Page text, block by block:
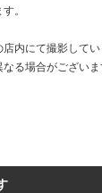
。
内にて撮影して
なる場合がござい